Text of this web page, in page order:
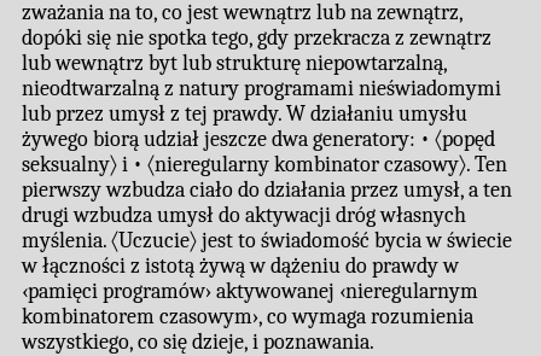
zważania na to, co jest wewnątrz lub na zewnątrz,
dopóki się nie spotka tego, gdy przekracza z zewnątrz
lub wewnątrz byt lub strukturę niepowtarzalną,
nieodtwarzalną z natury programami nieświadomymi
lub przez umysł z tej prawdy. W działaniu umysłu
żywego biorą udział jeszcze dwa generatory: • 〈popęd
seksualny〉 i • 〈nieregularny kombinator czasowy〉. Ten
pierwszy wzbudza ciało do działania przez umysł, a ten
drugi wzbudza umysł do aktywacji dróg własnych
myślenia. 〈Uczucie〉 jest to świadomość bycia w świecie
w łączności z istotą żywą w dążeniu do prawdy w
‹pamięci programów› aktywowanej ‹nieregularnym
kombinatorem czasowym›, co wymaga rozumienia
wszystkiego, co się dzieje, i poznawania.